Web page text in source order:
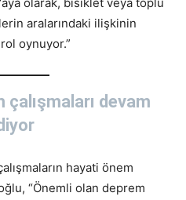
aralarındaki ilişkinin
oynuyor.”
devam
hayati önem
“Önemli olan deprem